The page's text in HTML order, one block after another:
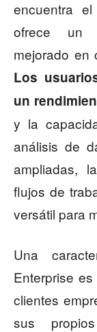
encuentra
ofrece un
mejorado en
Los
un
y la
análisis de
ampliadas,
flujos de
versátil para
Una
Enterprise
clientes
sus